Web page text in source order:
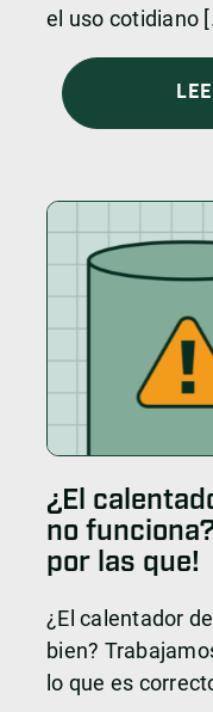
el uso cotidiano
¿El
no
por las que!
¿El calentador
bien?
lo que es